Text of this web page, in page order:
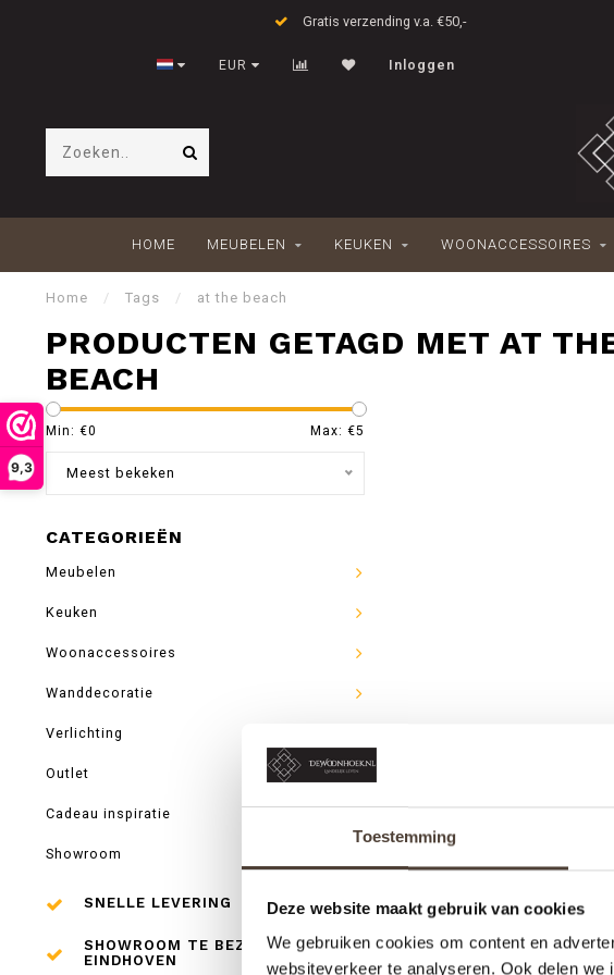
Toestemming
Deze website maakt gebruik van cookies
We gebruiken cookies om content en
websiteverkeer te analyseren. Ook delen
9,3
Gratis verzending v.a. €50,-
EUR Inloggen
HOME MEUBELEN KEUKEN WOONACCESSOIRES
Home / Tags / at the beach
PRODUCTEN GETAGD MET AT
BEACH
Min: €0 Max: €5
Meest bekeken
CATEGORIEËN
Meubelen
Keuken
Woonaccessoires
Wanddecoratie
Verlichting
Outlet
Cadeau inspiratie
Showroom
SNELLE LEVERING
SHOWROOM TE BEZOEKEN IN
EINDHOVEN